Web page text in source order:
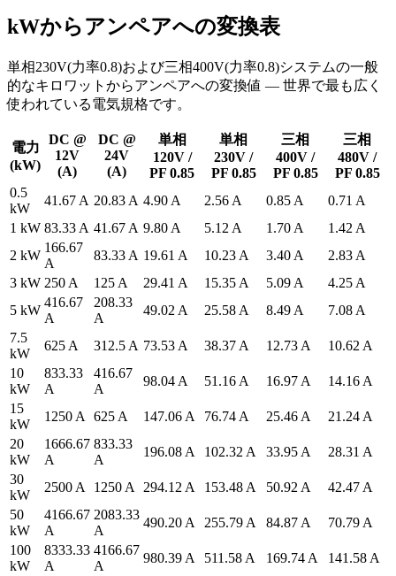
kWからアンペアへの変換表
単相230V(力率0.8)および三相400V(力率0.8)システムの一般
的なキロワットからアンペアへの変換値 — 世界で最も広く
使われている電気規格です。
電力
(kW)
DC @
12V
(A)
DC @
24V
(A)
単相
120V /
PF 0.85
単相
230V /
PF 0.85
三相
400V /
PF 0.85
三相
480V /
PF 0.85
0.5
kW
41.67 A 20.83 A 4.90 A 2.56 A 0.85 A
0.71 A
1 kW 83.33 A 41.67 A 9.80 A 5.12 A 1.70 A
1.42 A
2 kW
166.67
A
83.33 A 19.61 A 10.23 A 3.40 A
2.83 A
3 kW 250 A 125 A 29.41 A 15.35 A 5.09 A
4.25 A
5 kW
416.67
A
208.33
A
49.02 A 25.58 A 8.49 A
7.08 A
7.5
kW
625 A 312.5 A 73.53 A 38.37 A 12.73 A
10.62 A
10
kW
833.33
A
416.67
A
98.04 A 51.16 A 16.97 A
14.16 A
15
kW
1250 A 625 A 147.06 A 76.74 A 25.46 A
21.24 A
20
kW
1666.67
A
833.33
A
196.08 A 102.32 A 33.95 A
28.31 A
30
kW
2500 A 1250 A 294.12 A 153.48 A 50.92 A
42.47 A
50
kW
4166.67
A
2083.33
A
490.20 A 255.79 A 84.87 A
70.79 A
100
kW
8333.33
A
4166.67
A
980.39 A 511.58 A 169.74 A
141.58 A